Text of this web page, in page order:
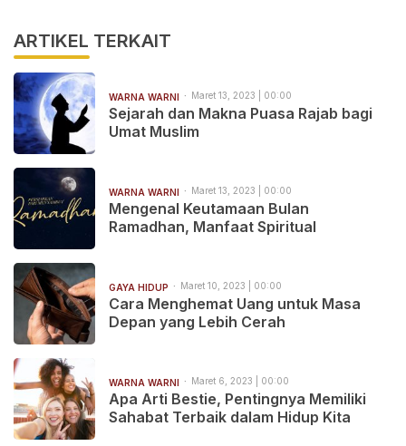
ARTIKEL TERKAIT
WARNA WARNI Maret 13, 2023 | 00:00
Sejarah dan Makna Puasa Rajab bagi
Umat Muslim
WARNA WARNI Maret 13, 2023 | 00:00
Mengenal Keutamaan Bulan
Ramadhan, Manfaat Spiritual
GAYA HIDUP Maret 10, 2023 | 00:00
Cara Menghemat Uang untuk Masa
Depan yang Lebih Cerah
WARNA WARNI Maret 6, 2023 | 00:00
Apa Arti Bestie, Pentingnya Memiliki
Sahabat Terbaik dalam Hidup Kita